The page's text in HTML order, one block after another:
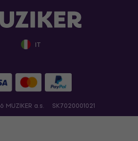
IT
a.s. SK7020001021